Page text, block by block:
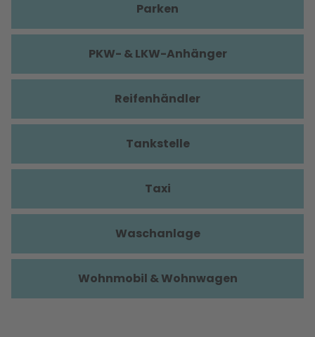
Parken
PKW- & LKW-Anhänger
Reifenhändler
Tankstelle
Taxi
Waschanlage
Wohnmobil & Wohnwagen